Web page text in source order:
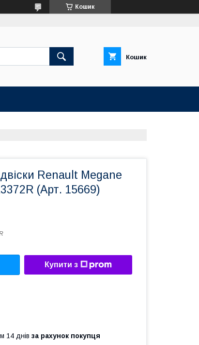
Кошик
Кошик
Renault Megane
(Арт. 15669)
Купити з
14 днів за рахунок покупця